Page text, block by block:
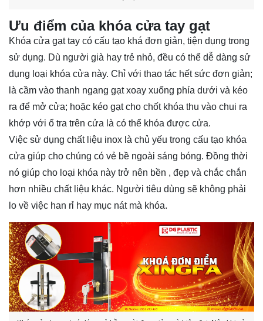
Ưu điểm của khóa cửa tay gạt
Khóa cửa gạt tay có cấu tạo khá đơn giản, tiện dụng trong
sử dụng. Dù người già hay trẻ nhỏ, đều có thể dễ dàng sử
dụng loại khóa cửa này. Chỉ với thao tác hết sức đơn giản;
là cầm vào thanh ngang gạt xoay xuống phía dưới và kéo
ra để mở cửa; hoặc kéo gạt cho chốt khóa thu vào chui ra
khớp với ổ tra trên cửa là có thể khóa được cửa.
Việc sử dụng chất liệu inox là chủ yếu trong cấu tạo khóa
cửa giúp cho chúng có vẻ bề ngoài sáng bóng. Đồng thời
nó giúp cho loại khóa này trở nên bền , đẹp và chắc chắn
hơn nhiều chất liệu khác. Người tiêu dùng sẽ không phải
lo về việc han rỉ hay mục nát mà khóa.